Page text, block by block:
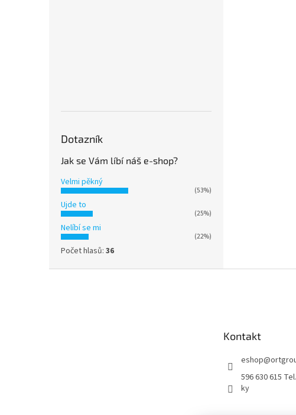
Dotazník
Jak se Vám líbí náš e-shop?
Velmi pěkný
(53%)
Ujde to
(25%)
Nelíbí se mi
(22%)
Počet hlasů: 36
Kontakt
eshop@
596 630 615
ky